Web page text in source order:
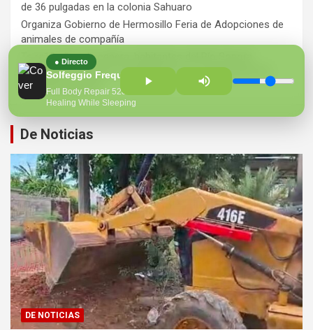
● Directo
Full Body Repair 528hz
Healing While Sleeping
de 36 pulgadas en la colonia Sahuaro
Organiza Gobierno de Hermosillo Feria de Adopciones de
animales de compañía
Ts ra12 años de espera, habitantes del Río Sonora
agradecen a Durazo y Sheinbaum por construcción de
Hospital Regional
De Noticias
DE NOTICIAS